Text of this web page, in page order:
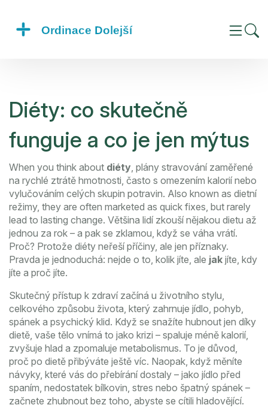
Diéty: co skutečně
funguje a co je jen mýtus
When you think about diéty, plány stravování zaměřené
na rychlé ztrátě hmotnosti, často s omezením kalorií nebo
vylučováním celých skupin potravin. Also known as dietní
režimy, they are often marketed as quick fixes, but rarely
lead to lasting change. Většina lidí zkouší nějakou dietu až
jednou za rok – a pak se zklamou, když se váha vrátí.
Proč? Protože diéty neřeší příčiny, ale jen příznaky.
Pravda je jednoduchá: nejde o to, kolik jíte, ale jak jíte, kdy
jíte a proč jíte.
Skutečný přístup k zdraví začíná u životního stylu,
celkového způsobu života, který zahrnuje jídlo, pohyb,
spánek a psychický klid. Když se snažíte hubnout jen díky
dietě, vaše tělo vnímá to jako krizi – spaluje méně kalorií,
zvyšuje hlad a zpomaluje metabolismus. To je důvod,
proč po dietě přibýváte ještě víc. Naopak, když měníte
návyky, které vás do přebírání dostaly – jako jídlo před
spaním, nedostatek bílkovin, stres nebo špatný spánek –
začnete zhubnout bez toho, abyste se cítili hladovějící.